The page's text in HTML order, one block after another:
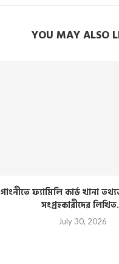
YOU MAY ALSO
গাংনীতে ফ্যামিলি কার্ড খানা
সংগ্রহকারীদের
July 30, 2026